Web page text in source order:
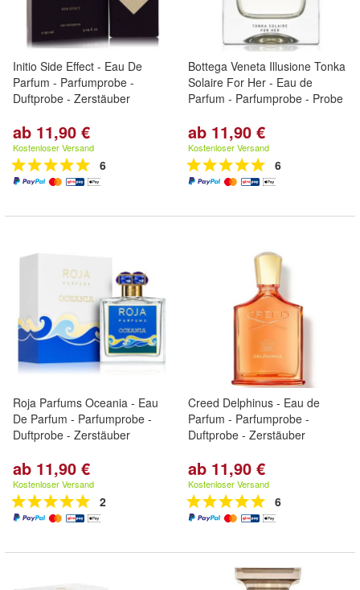
Initio Side Effect - Eau De
Parfum - Parfumprobe -
Duftprobe - Zerstäuber
ab 11,90 €
Kostenloser Versand
6
Bottega Veneta Illusione Tonka
Solaire For Her - Eau de
Parfum - Parfumprobe - Probe
ab 11,90 €
Kostenloser Versand
6
Roja Parfums Oceania - Eau
De Parfum - Parfumprobe -
Duftprobe - Zerstäuber
ab 11,90 €
Kostenloser Versand
2
Creed Delphinus - Eau de
Parfum - Parfumprobe -
Duftprobe - Zerstäuber
ab 11,90 €
Kostenloser Versand
6